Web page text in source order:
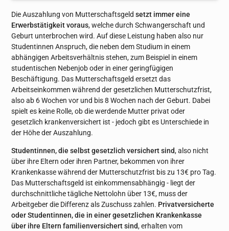
Die Auszahlung von Mutterschaftsgeldsetzt immer eine
Erwerbstätigkeit voraus, welche durch Schwangerschaft und
Geburt unterbrochen wird. Auf diese Leistung haben also nur
Studentinnen Anspruch, die neben dem Studium in einem
abhängigen Arbeitsverhältnis stehen, zum Beispiel in einem
studentischen Nebenjob oder in einer geringfügigen
Beschäftigung. Das Mutterschaftsgeld ersetzt das
Arbeitseinkommen während der gesetzlichen Mutterschutzfrist,
also ab 6 Wochen vor und bis 8 Wochen nach der Geburt. Dabei
spielt es keine Rolle, ob die werdende Mutter privat oder
gesetzlich krankenversichert ist - jedoch gibt es Unterschiede in
der Höhe der Auszahlung.
Studentinnen, die selbst gesetzlich versichert sind, also nicht
über ihre Eltern oder ihren Partner, bekommen von ihrer
Krankenkasse während der Mutterschutzfrist bis zu 13€ pro Tag.
Das Mutterschaftsgeld ist einkommensabhängig - liegt der
durchschnittliche tägliche Nettolohn über 13€, muss der
Arbeitgeber die Differenz als Zuschuss zahlen. Privatversicherte
oder Studentinnen, die in einer gesetzlichen Krankenkasse
über ihre Eltern familienversichert sind, erhalten vom